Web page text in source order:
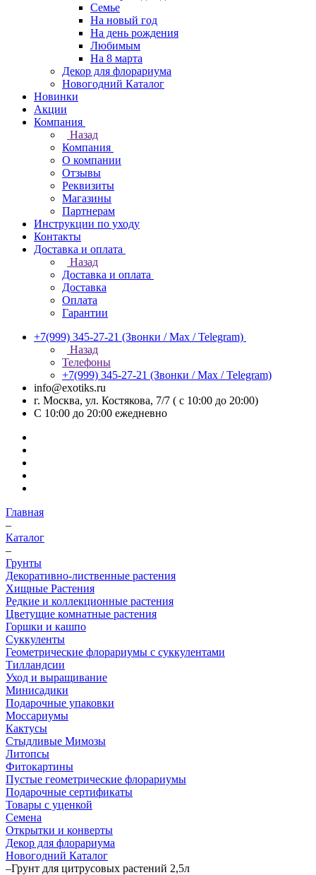
Семье
На новый год
На день рождения
Любимым
На 8 марта
Декор для флорариума
Новогодний Каталог
Новинки
Акции
Компания
Назад
Компания
О компании
Отзывы
Реквизиты
Магазины
Партнерам
Инструкции по уходу
Контакты
Доставка и оплата
Назад
Доставка и оплата
Доставка
Оплата
Гарантии
+7(999) 345-27-21 (Звонки / Max / Telegram)
Назад
Телефоны
+7(999) 345-27-21 (Звонки / Max / Telegram)
info@exotiks.ru
г. Москва, ул. Костякова, 7/7 ( с 10:00 до 20:00)
С 10:00 до 20:00 ежедневно
Главная
–
Каталог
–
Грунты
Декоративно-лиственные растения
Хищные Растения
Редкие и коллекционные растения
Цветущие комнатные растения
Горшки и кашпо
Суккуленты
Геометрические флорариумы с суккулентами
Тилландсии
Уход и выращивание
Минисадики
Подарочные упаковки
Моссариумы
Кактусы
Стыдливые Мимозы
Литопсы
Фитокартины
Пустые геометрические флорариумы
Подарочные сертификаты
Товары с уценкой
Семена
Открытки и конверты
Декор для флорариума
Новогодний Каталог
–Грунт для цитрусовых растений 2,5л